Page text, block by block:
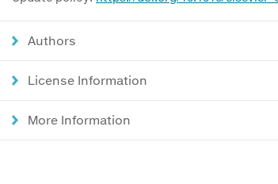
Authors
License Information
More Information